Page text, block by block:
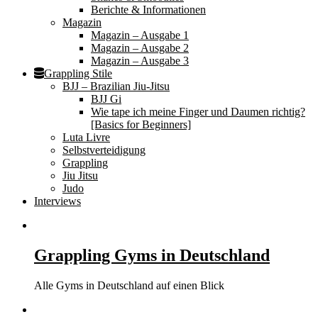
Berichte & Informationen
Magazin
Magazin – Ausgabe 1
Magazin – Ausgabe 2
Magazin – Ausgabe 3
Grappling Stile
BJJ – Brazilian Jiu-Jitsu
BJJ Gi
Wie tape ich meine Finger und Daumen richtig?
[Basics for Beginners]
Luta Livre
Selbstverteidigung
Grappling
Jiu Jitsu
Judo
Interviews
Grappling Gyms in Deutschland
Alle Gyms in Deutschland auf einen Blick